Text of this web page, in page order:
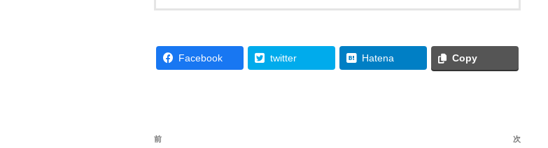
Facebook twitter Hatena Copy
投
前
前
次
次